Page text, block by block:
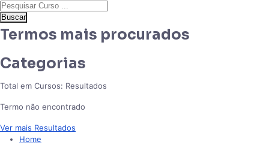
Buscar
Termos mais procurados
Categorias
Total em Cursos: Resultados
Termo não encontrado
Ver mais Resultados
Home